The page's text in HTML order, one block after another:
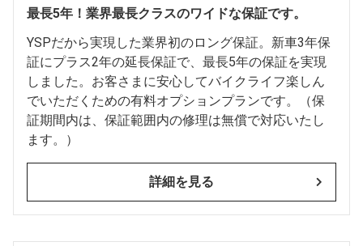
最長5年！業界最長クラスのワイドな保証です。
YSPだから実現した業界初のロング保証。新車3年保
証にプラス2年の延長保証で、最長5年の保証を実現
しました。お客さまに安心してバイクライフ楽しん
でいただくための有料オプションプランです。（保
証期間内は、保証範囲内の修理は無償で対応いたし
ます。）
詳細を見る